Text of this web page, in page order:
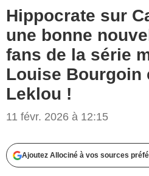
Hippocrate sur
une bonne
fans de la série
Louise Bourgoin
Leklou !
11 févr. 2026 à 12:15
Ajoutez Allociné à vos sources